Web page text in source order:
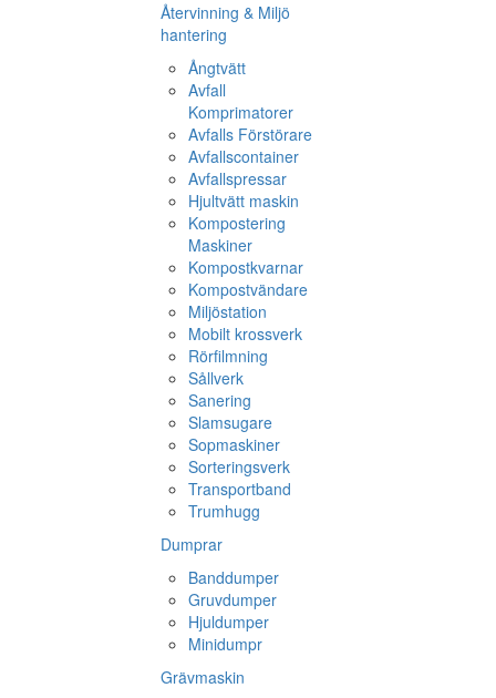
Återvinning & Miljö
hantering
Ångtvätt
Avfall
Komprimatorer
Avfalls Förstörare
Avfallscontainer
Avfallspressar
Hjultvätt maskin
Kompostering
Maskiner
Kompostkvarnar
Kompostvändare
Miljöstation
Mobilt krossverk
Rörfilmning
Sållverk
Sanering
Slamsugare
Sopmaskiner
Sorteringsverk
Transportband
Trumhugg
Dumprar
Banddumper
Gruvdumper
Hjuldumper
Minidumpr
Grävmaskin